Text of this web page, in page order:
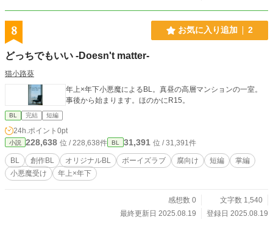
8 お気に入り追加 2
どっちでもいい -Doesn't matter-
猫小路葵
年上×年下小悪魔によるBL。真昼の高層マンションの一室。
事後から始まります。ほのかにR15。
BL 完結 短編
24h.ポイント 0pt
小説 228,638 位 / 228,638件 BL 31,391 位 / 31,391件
BL 創作BL オリジナルBL ボーイズラブ 腐向け 短編
掌編
小悪魔受け
年上×年下
感想数 0
文字数 1,540
最終更新日 2025.08.19
登録日 2025.08.19